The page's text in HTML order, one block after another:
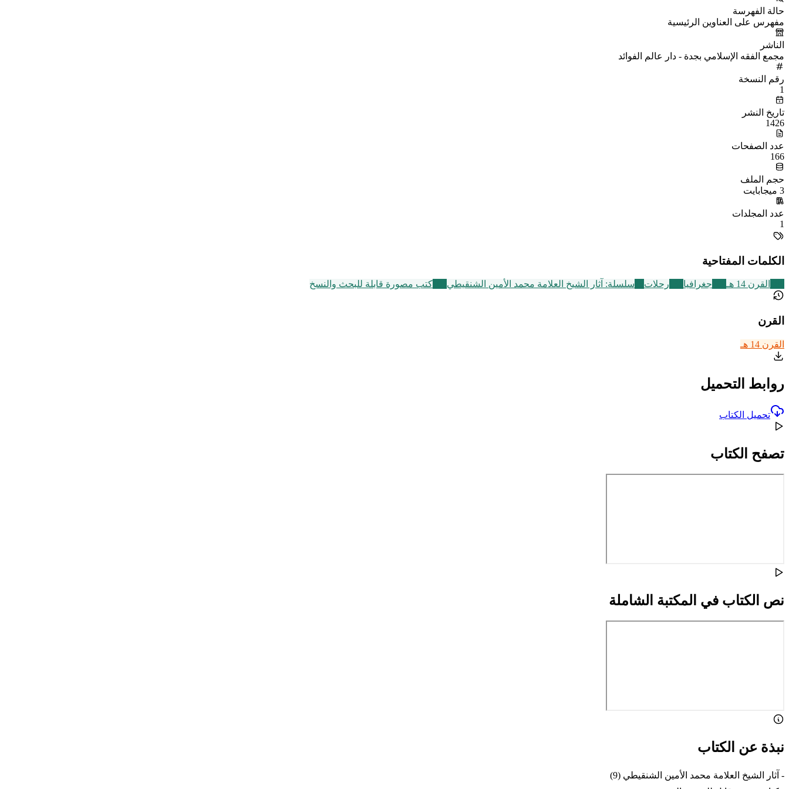
حالة الفهرسة
مفهرس على العناوين الرئيسية
الناشر
مجمع الفقه الإسلامي بجدة - دار عالم الفوائد
رقم النسخة
1
تاريخ النشر
1426
عدد الصفحات
166
حجم الملف
3 ميجابايت
عدد المجلدات
1
الكلمات المفتاحية
القرن 14 هـ جغرافيا رحلات سلسلة: آثار الشيخ العلامة محمد الأمين الشنقيطي كتب مصورة قابلة للبحث والنسخ
القرن
القرن 14 هـ
روابط التحميل
تحميل الكتاب
تصفح الكتاب
نص الكتاب في المكتبة الشاملة
نبذة عن الكتاب
- آثار الشيخ العلامة محمد الأمين الشنقيطي (9)